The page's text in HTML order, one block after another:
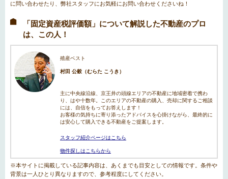
に問い合わせたり、弊社スタッフにお気軽にお問い合わせくださいね！
「固定資産税評価額」について解説した不動産のプロ
は、この人！
殖産ベスト
村田 公穀（むらた こうき）
主に中央線沿線、京王井の頭線エリアの不動産に地域密着で携わ
り、はや十数年。このエリアの不動産の購入、売却に関するご相談
には、自信をもってお答えします！
お客様の気持ちに寄り添ったアドバイスを心掛けながら、最終的に
は安心して購入できる不動産をご提案します。
スタッフ紹介ページはこちら
物件探しはこちらから
※本サイトに掲載している記事内容は、あくまでも目安としての情報です。条件や
背景は一人ひとり異なりますので、参考程度にしてください。